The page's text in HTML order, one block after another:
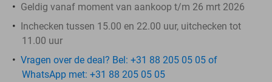
Geldig vanaf moment van aankoop t/m 26 mrt 2026
Inchecken tussen 15.00 en 22.00 uur, uitchecken tot
11.00 uur
Vragen over de deal? Bel: +31 88 205 05 05 of
WhatsApp met: +31 88 205 05 05